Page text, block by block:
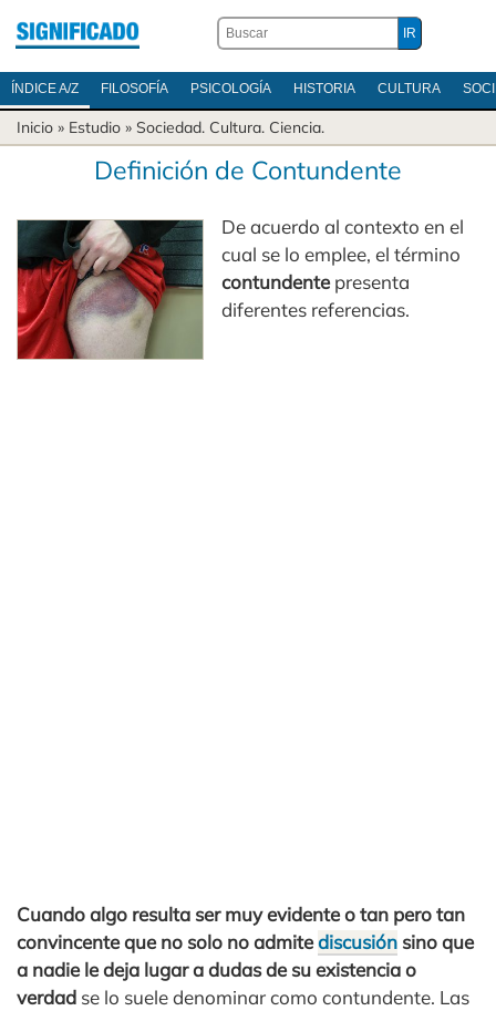
ÍNDICE A/Z FILOSOFÍA PSICOLOGÍA HISTORIA CULTURA
Inicio » Estudio » Sociedad. Cultura. Ciencia.
Definición de Contundente
De acuerdo al contexto en el
cual se lo emplee, el término
contundentepresenta
diferentes referencias.
Cuando algo resulta ser muy evidente o tan pero tan
convincente que no solo no admitediscusión sino que
a nadie le deja lugar a dudas de su existencia o
verdad se lo suele denominar como contundente. Las